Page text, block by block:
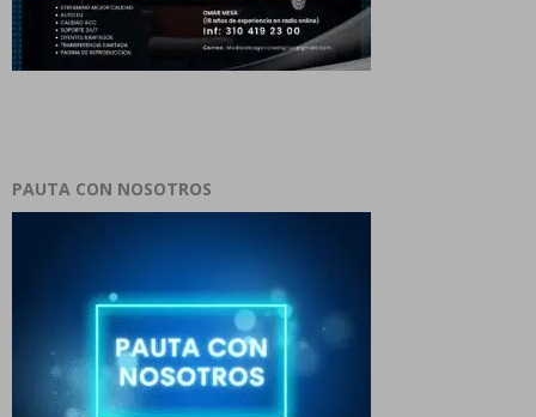
PAUTA CON NOSOTROS